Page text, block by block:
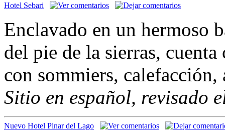
Hotel Sebari
Enclavado en un hermoso
del pie de la sierras,
con sommiers,
Sitio en español, revisado
Nuevo Hotel Pinar del Lago